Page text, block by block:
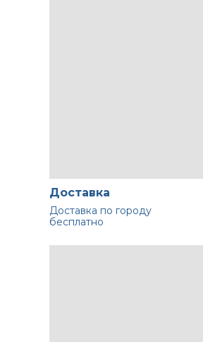
Доставка
Доставка по городу
бесплатно